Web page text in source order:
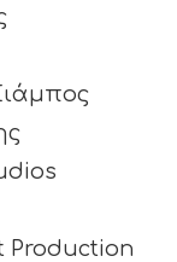
Production